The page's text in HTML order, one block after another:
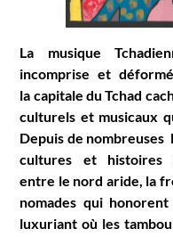
La musique
incomprise et
la capitale du Tchad
culturels et musicaux
Depuis de nombreuses
cultures et histoires
entre le nord aride, la
nomades qui
luxuriant où les